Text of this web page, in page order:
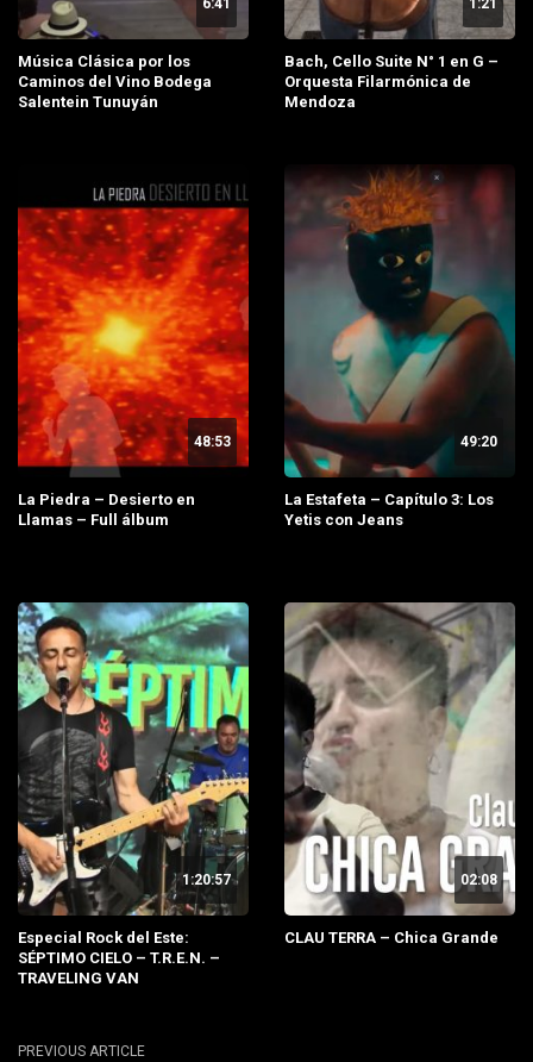
6:41
Música Clásica por los
Caminos del Vino Bodega
Salentein Tunuyán
1:21
Bach, Cello Suite N° 1 en G –
Orquesta Filarmónica de
Mendoza
48:53
La Piedra – Desierto en
Llamas – Full álbum
49:20
La Estafeta – Capítulo 3: Los
Yetis con Jeans
1:20:57
Especial Rock del Este:
SÉPTIMO CIELO – T.R.E.N. –
TRAVELING VAN
02:08
CLAU TERRA – Chica Grande
PREVIOUS ARTICLE